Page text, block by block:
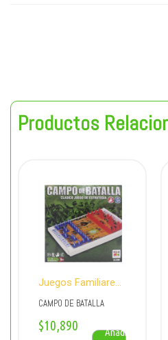
Productos
Juegos Familiares
y Educativos
CAMPO DE BATALLA
$10,890
Añadir